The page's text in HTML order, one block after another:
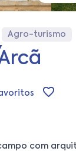
Agro-turismo
com